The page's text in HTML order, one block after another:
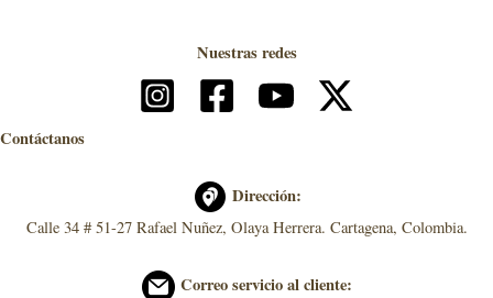
Nuestras redes
Contáctanos
Dirección:
Calle 34 # 51-27 Rafael Nuñez, Olaya Herrera. Cartagena, Colombia.
Correo servicio al cliente: